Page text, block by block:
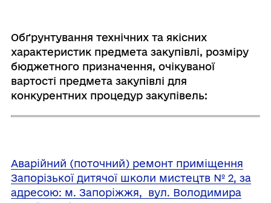
Обґрунтування технічних та якісних
характеристик предмета закупівлі, розміру
бюджетного призначення, очікуваної
вартості предмета закупівлі для
конкурентних процедур закупівель:
Аварійний (поточний) ремонт приміщення
Запорізької дитячої школи мистецтв № 2, за
адресою: м. Запоріжжя, вул. Володимира